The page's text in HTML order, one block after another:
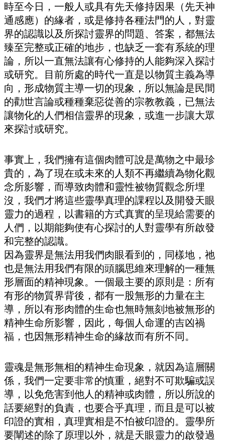
時至今日，一般人或具有先天修持因果（先天神
通感應）的緣者，或是修持各種法門的人，對靈
界的認識以及所探討靈界的問題、答案，都無法
臻至完整或正確的地步，也缺乏一套有系統的理
論，所以一直無法讓有心修持的人能夠深入探討
或研究。目前所處的時代一直是以物質主義為導
向，形成物質主導一切的現象，所以無論是民間
的勸世言論或種種棄惡從善的宗教教義，已無法
讓物化的人們相信靈界的現象，或進一步讓大眾
來探討或研究。
事實上，我們擁有這個肉體可說是萬物之中最珍
貴的，為了現在或未來的人類不再繼續為物化觀
念所影響，而導致肉體和靈性被物質觀念所埋
沒，我們才將這些靈學真理的課程以及開發天眼
靈力的過程，以書籍的方式真實的呈現給需要的
人們，以期能夠使有心探討的人對靈學有所啟發
和完整的認識。
因為靈界是無法用我們肉眼看到的，同樣地，祂
也是無法用我們有限的頭腦思維來理解的一種無
形層面的精神現象。一個最主要的原則是：所有
有形的物質界背後，都有一股無形的力量在主
導，所以有形肉體的生命也無時無刻地被無形的
精神生命所影響，因此，每個人命運的吉凶禍
福，也因無形精神生命的緣故而有所不同。
靈魂是無形無相的精神生命現象，就因為這層關
係，我們一定要非常的慎重，絕對不可欺騙或誤
導，以免危害到他人的精神或肉體，所以所說的
話要絕對的負責，也要合乎真理，而且是可以被
印證的實相，真理實相是不怕被印證的。靈學所
要闡述的除了原理以外，就是天眼靈力的啟發過